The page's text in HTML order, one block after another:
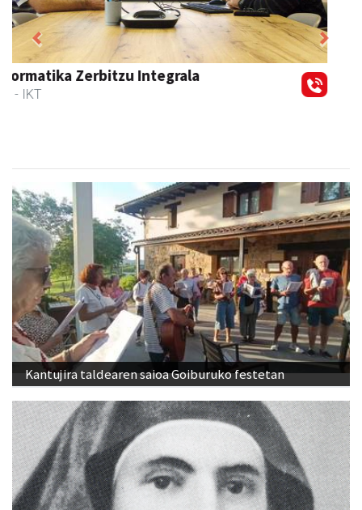
Bastero Kulturgunea
Andoain
Previous Next
Kantujira taldearen saioa Goiburuko festetan